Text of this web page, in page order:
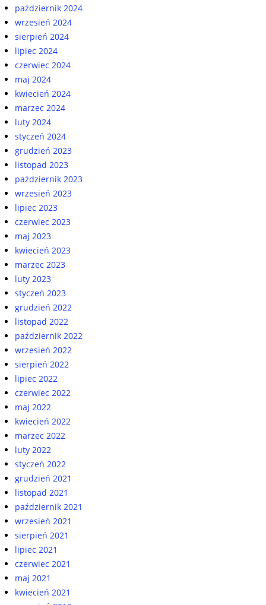
październik 2024
wrzesień 2024
sierpień 2024
lipiec 2024
czerwiec 2024
maj 2024
kwiecień 2024
marzec 2024
luty 2024
styczeń 2024
grudzień 2023
listopad 2023
październik 2023
wrzesień 2023
lipiec 2023
czerwiec 2023
maj 2023
kwiecień 2023
marzec 2023
luty 2023
styczeń 2023
grudzień 2022
listopad 2022
październik 2022
wrzesień 2022
sierpień 2022
lipiec 2022
czerwiec 2022
maj 2022
kwiecień 2022
marzec 2022
luty 2022
styczeń 2022
grudzień 2021
listopad 2021
październik 2021
wrzesień 2021
sierpień 2021
lipiec 2021
czerwiec 2021
maj 2021
kwiecień 2021